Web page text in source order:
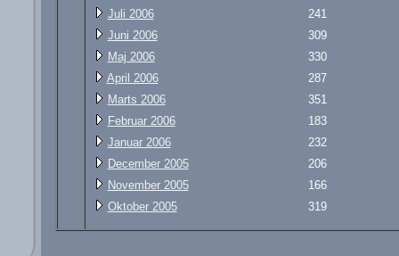
Juli 2006
241
Juni 2006
309
Maj 2006
330
April 2006
287
Marts 2006
351
Februar 2006
183
Januar 2006
232
December 2005
206
November 2005
166
Oktober 2005
319